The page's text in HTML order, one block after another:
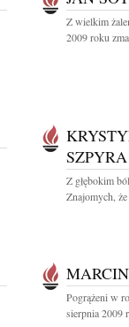
Z wielkim
2009 roku
SZPYRA
Z głębokim
Znajomych,
Pogrążeni w
sierpnia 2009